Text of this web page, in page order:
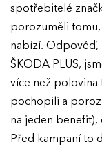
spotřebitelé
porozuměli tomu,
nabízí. Odpověď,
ŠKODA PLUS,
více než polovina
pochopili a
na jeden
Před kampaní to